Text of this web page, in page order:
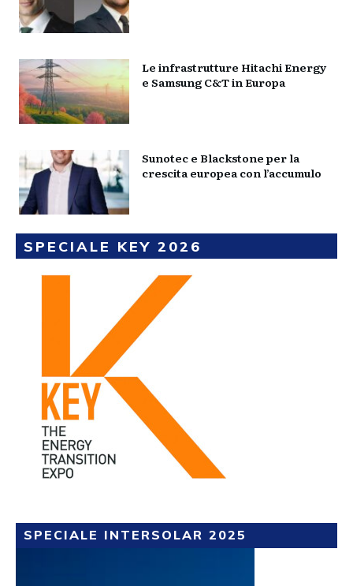
Le infrastrutture Hitachi Energy
e Samsung C&T in Europa
Sunotec e Blackstone per la
crescita europea con l’accumulo
SPECIALE KEY 2026
SPECIALE INTERSOLAR 2025